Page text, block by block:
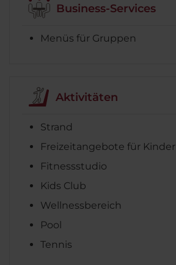
Business-Services
Menüs für Gruppen
Aktivitäten
Strand
Freizeitangebote für Kinder
Fitnessstudio
Kids Club
Wellnessbereich
Pool
Tennis